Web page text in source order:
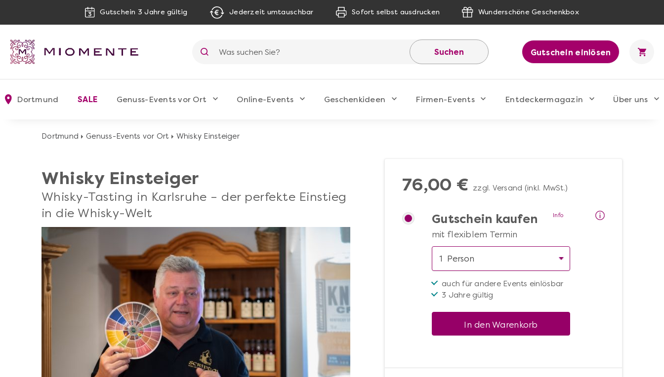
Gutschein 3 Jahre gültig Jederzeit umtauschbar Sofort selbst ausdrucken Wunderschöne Geschenkbox
Suchen Gutschein einlösen
Dortmund SALE Genuss-Events vor Ort Online-Events Geschenkideen Firmen-Events Entdeckermagazin Über uns
Dortmund Genuss-Events vor Ort Whisky Einsteiger
Whisky Einsteiger
Whisky-Tasting in Karlsruhe – der perfekte Einstieg
in die Whisky-Welt
76,00 € zzgl. Versand (inkl. MwSt.)
Gutschein kaufen
mit flexiblem Termin
auch für andere Events einlösbar
3 Jahre gültig
In den Warenkorb
Info